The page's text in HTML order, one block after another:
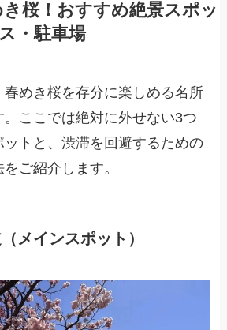
桜！おすすめ絶景スポッ
・駐車場
めき桜を存分に楽しめる名所
ここでは絶対に外せない3つ
トと、渋滞を回避するための
ご紹介します。
メインスポット）